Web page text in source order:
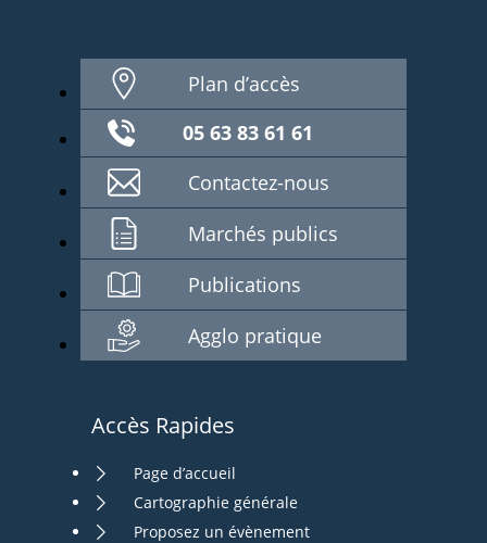
Plan d’accès
05 63 83 61 61
Contactez-nous
Marchés publics
Publications
Agglo pratique
Accès Rapides
Page d’accueil
Cartographie générale
Proposez un évènement